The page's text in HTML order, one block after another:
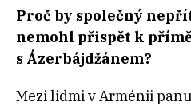
Proč by společný
nemohl přispět k
s Ázerbájdžánem?
Mezi lidmi v Arménii